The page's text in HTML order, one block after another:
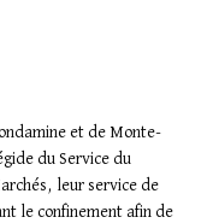
et de Monte-
du Service du
leur service de
le confinement afin de